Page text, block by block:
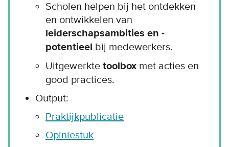
Scholen helpen bij het ontdekken
en ontwikkelen van
leiderschapsambities en -
potentieel bij medewerkers.
Uitgewerkte toolbox met acties en
good practices.
Output:
Praktijkpublicatie
Opiniestuk